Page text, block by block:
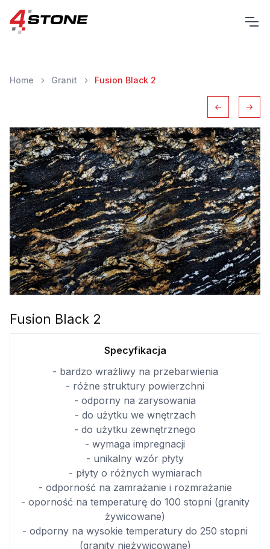
Home Granit Fusion Black 2
Fusion Black 2
Specyfikacja
- bardzo wrażliwy na przebarwienia
- różne struktury powierzchni
- odporny na zarysowania
- do użytku we wnętrzach
- do użytku zewnętrznego
- wymaga impregnacji
- unikalny wzór płyty
- płyty o różnych wymiarach
- odporność na zamrażanie i rozmrażanie
- oporność na temperaturę do 100 stopni (granity
żywicowane)
- odporny na wysokie temperatury do 250 stopni
(granity nieżywicowane)